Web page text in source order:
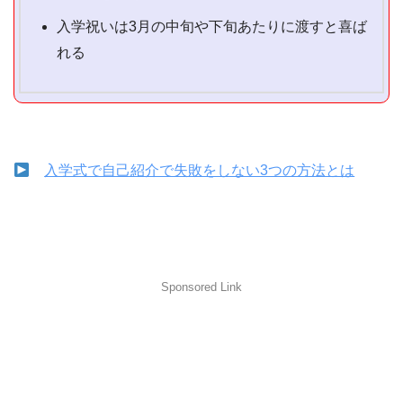
入学祝いは3月の中旬や下旬あたりに渡すと喜ば
れる
入学式で自己紹介で失敗をしない3つの方法とは
Sponsored Link